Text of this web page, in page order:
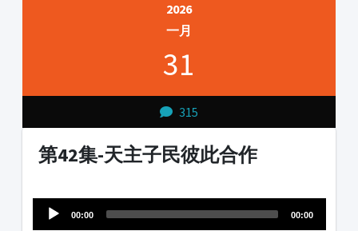
2026
一月
31
315
第42集-天主子民彼此合作
Player
00:00 00:00